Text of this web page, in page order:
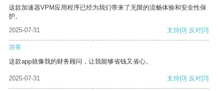
这款加速器VPM应用程序已经为我们带来了无限的流畅体验和安全性保
护。
2025-07-31
支持[0] 反对[0]
游客
这款app就像我的财务顾问，让我能够省钱又省心。
2025-07-31 支持[0] 反对[0]